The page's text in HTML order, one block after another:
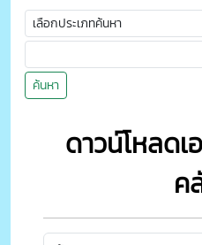
ค้นหา
ดาวน์โหลด
ค